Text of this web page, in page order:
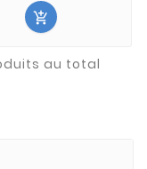

au total